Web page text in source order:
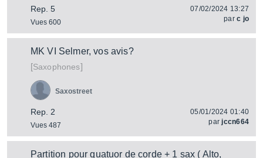
Rep. 5
Vues 600
07/02/2024 13:27
parc jo
MK VI Selmer, vos avis?
[Saxophones]
Rep. 2
Vues 487
Saxostreet
05/01/2024 01:40
parjccn664
Partition pour quatuor de corde + 1 sax ( Alto,